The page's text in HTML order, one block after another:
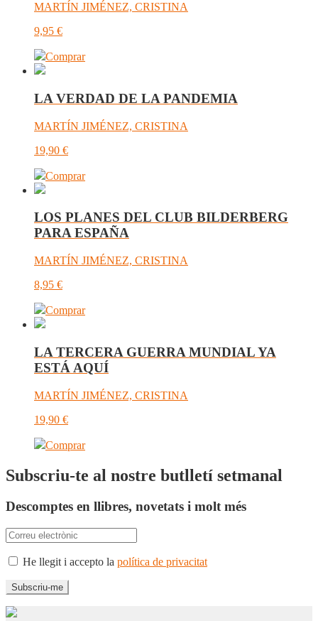
MARTÍN JIMÉNEZ, CRISTINA
9,95 €
Comprar
LA VERDAD DE LA PANDEMIA
MARTÍN JIMÉNEZ, CRISTINA
19,90 €
Comprar
LOS PLANES DEL CLUB BILDERBERG
PARA ESPAÑA
MARTÍN JIMÉNEZ, CRISTINA
8,95 €
Comprar
LA TERCERA GUERRA MUNDIAL YA
ESTÁ AQUÍ
MARTÍN JIMÉNEZ, CRISTINA
19,90 €
Comprar
Subscriu-te al nostre butlletí setmanal
Descomptes en llibres, novetats i molt més
He llegit i accepto la política de privacitat